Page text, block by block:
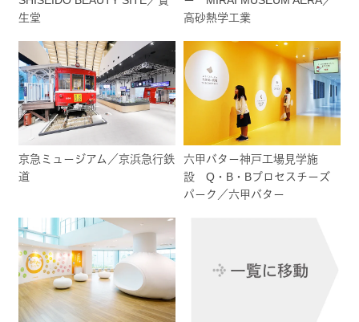
生堂
高砂熱学工業
京急ミュージアム／京浜急行鉄
道
六甲バター神戸工場見学施
設 Q・B・Bプロセスチーズ
パーク／六甲バター